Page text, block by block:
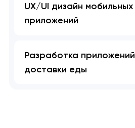
UX/UI дизайн мобильных
приложений
Разработка приложений
доставки еды